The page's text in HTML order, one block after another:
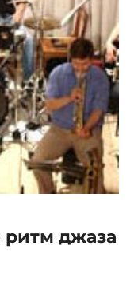
ритм джаза